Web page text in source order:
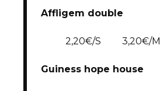
Affligem double
2,20€/S 3,20€/M
Guiness hope house